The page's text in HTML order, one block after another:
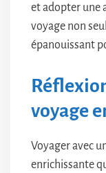
et adopter une
voyage non
épanouissant
voyage
Voyager avec
enrichissante